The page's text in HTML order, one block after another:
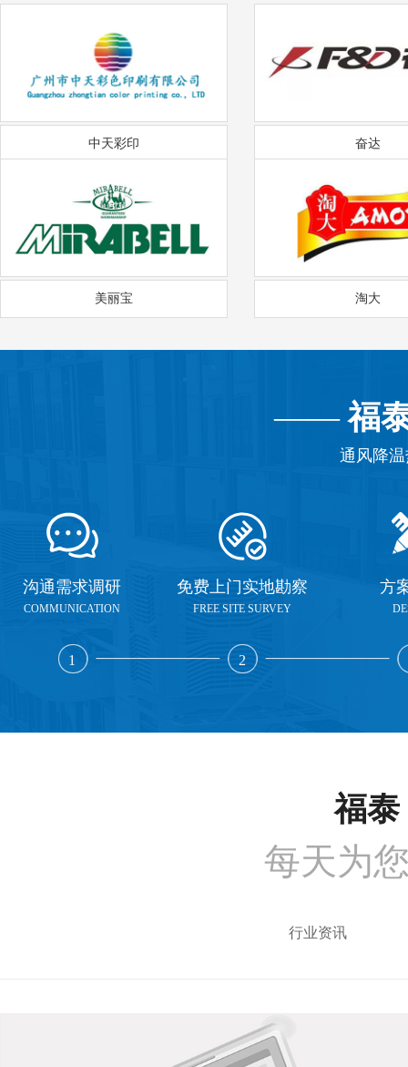
中天彩印 奋达
美丽宝 淘大
——福
通风降
沟通需求调研
COMMUNICATION
1
免费上门实地勘察
FREE SITE SURVEY
2
方
福泰
每天为
行业资讯